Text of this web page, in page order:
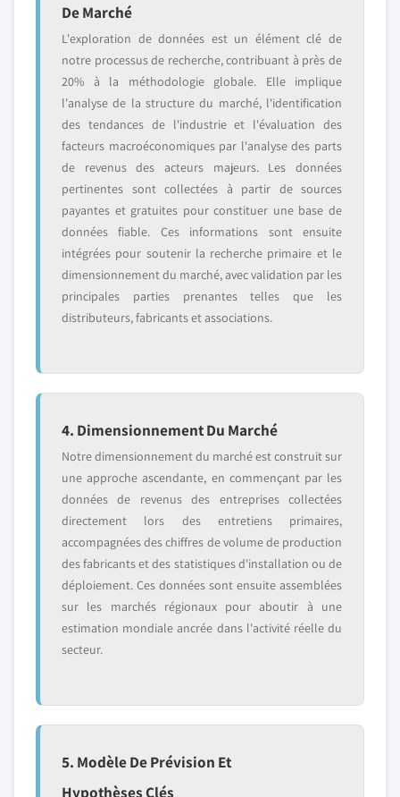
De Marché
L'exploration de données est un élément clé de
notre processus de recherche, contribuant à près de
20% à la méthodologie globale. Elle implique
l'analyse de la structure du marché, l'identification
des tendances de l'industrie et l'évaluation des
facteurs macroéconomiques par l'analyse des parts
de revenus des acteurs majeurs. Les données
pertinentes sont collectées à partir de sources
payantes et gratuites pour constituer une base de
données fiable. Ces informations sont ensuite
intégrées pour soutenir la recherche primaire et le
dimensionnement du marché, avec validation par les
principales parties prenantes telles que les
distributeurs, fabricants et associations.
4. Dimensionnement Du Marché
Notre dimensionnement du marché est construit sur
une approche ascendante, en commençant par les
données de revenus des entreprises collectées
directement lors des entretiens primaires,
accompagnées des chiffres de volume de production
des fabricants et des statistiques d'installation ou de
déploiement. Ces données sont ensuite assemblées
sur les marchés régionaux pour aboutir à une
estimation mondiale ancrée dans l'activité réelle du
secteur.
5. Modèle De Prévision Et
Hypothèses Clés